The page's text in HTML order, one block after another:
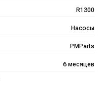
R1300
Насосы
PMParts
6 месяцев